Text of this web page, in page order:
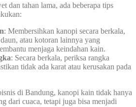
dan tahan lama, ada beberapa tips
: Membersihkan kanopi secara berkala,
atau kotoran lainnya yang
menjaga keindahan kain.
: Secara berkala, periksa rangka
tidak ada karat atau kerusakan pada
di Bandung, kanopi kain tidak hanya
dari cuaca, tetapi juga bisa menjadi